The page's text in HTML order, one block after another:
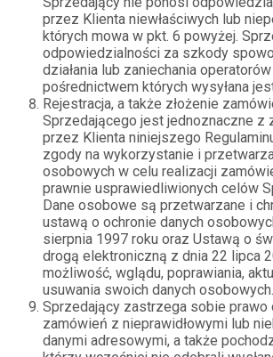
przez Klienta niewłaściwych lub
których mowa w pkt. 6 powyżej.
odpowiedzialności za szkody
działania lub zaniechania
pośrednictwem których wysyłana
Rejestracja, a także złożenie
Sprzedającego jest jednoznaczne z
przez Klienta niniejszego
zgody na wykorzystanie i
osobowych w celu realizacji
prawnie usprawiedliwionych celów
Dane osobowe są przetwarzane i
ustawą o ochronie danych
sierpnia 1997 roku oraz Ustawą o
drogą elektroniczną z dnia 22 lipca
możliwość, wglądu, poprawiania,
usuwania swoich danych osobowych.
Sprzedający zastrzega sobie prawo
zamówień z nieprawidłowymi lub
danymi adresowymi, a także